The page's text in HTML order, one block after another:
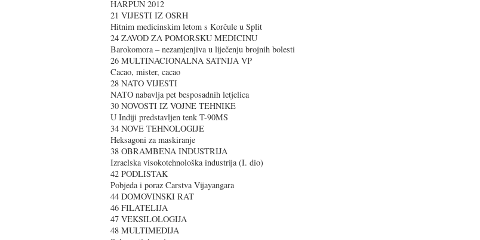
HARPUN 2012
21 VIJESTI IZ OSRH
Hitnim medicinskim letom s Korčule u Split
24 ZAVOD ZA POMORSKU MEDICINU
Barokomora – nezamjenjiva u liječenju brojnih bolesti
26 MULTINACIONALNA SATNIJA VP
Cacao, mister, cacao
28 NATO VIJESTI
NATO nabavlja pet besposadnih letjelica
30 NOVOSTI IZ VOJNE TEHNIKE
U Indiji predstavljen tenk T-90MS
34 NOVE TEHNOLOGIJE
Heksagoni za maskiranje
38 OBRAMBENA INDUSTRIJA
Izraelska visokotehnološka industrija (I. dio)
42 PODLISTAK
Pobjeda i poraz Carstva Vijayangara
44 DOMOVINSKI RAT
46 FILATELIJA
47 VEKSILOLOGIJA
48 MULTIMEDIJA